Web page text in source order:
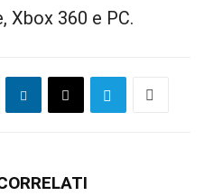
Xbox 360 e PC.